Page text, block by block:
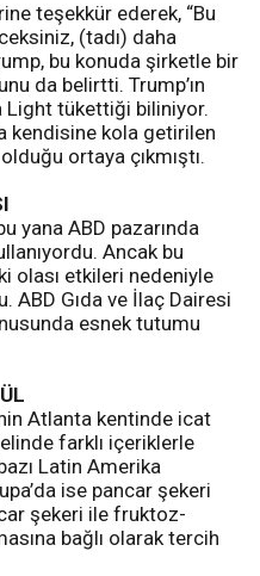
teşekkür ederek, “Bu
(tadı) daha
bu konuda şirketle bir
da belirtti. Trump’ın
Light tükettiği biliniyor.
kendisine kola getirilen
ortaya çıkmıştı.
yana ABD pazarında
Ancak bu
olası etkileri nedeniyle
ABD Gıda ve İlaç Dairesi
esnek tutumu
Atlanta kentinde icat
farklı içeriklerle
Latin Amerika
ise pancar şekeri
şekeri ile fruktoz-
bağlı olarak tercih